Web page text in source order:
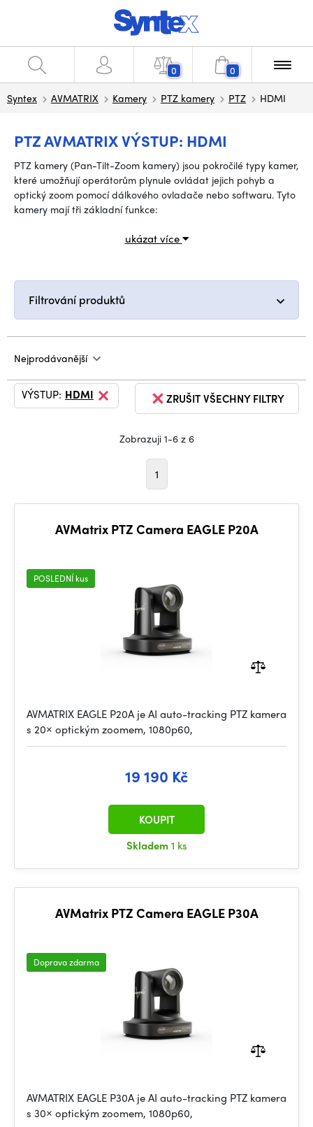
0 0
Syntex AVMATRIX Kamery PTZ kamery PTZ HDMI
PTZ AVMATRIX VÝSTUP: HDMI
PTZ kamery (Pan-Tilt-Zoom kamery) jsou pokročilé typy kamer,
které umožňují operátorům plynule ovládat jejich pohyb a
optický zoom pomocí dálkového ovladače nebo softwaru. Tyto
kamery mají tři základní funkce:
ukázat více
Filtrování produktů
Nejprodávanější
ZRUŠIT VŠECHNY FILTRY
VÝSTUP: HDMI
Zobrazuji 1-6 z 6
1
AVMatrix PTZ Camera EAGLE P20A
POSLEDNÍ kus
AVMATRIX EAGLE P20A je AI auto-tracking PTZ kamera
s 20× optickým zoomem, 1080p60,
19 190 Kč
Skladem1 ks
KOUPIT
AVMatrix PTZ Camera EAGLE P30A
Doprava zdarma
AVMATRIX EAGLE P30A je AI auto-tracking PTZ kamera
s 30× optickým zoomem, 1080p60,